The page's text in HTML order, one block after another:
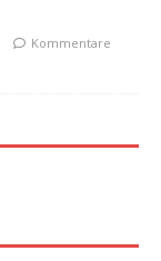
Kommentare